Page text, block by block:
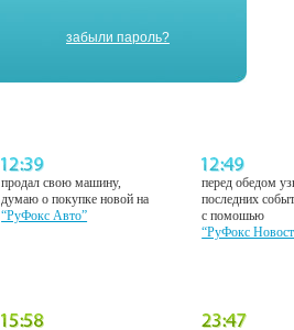
забыли пароль?
продал свою машину,
думаю о покупке новой на
“РуФокс Авто”
перед обедом
последних
с помошью
“РуФокс